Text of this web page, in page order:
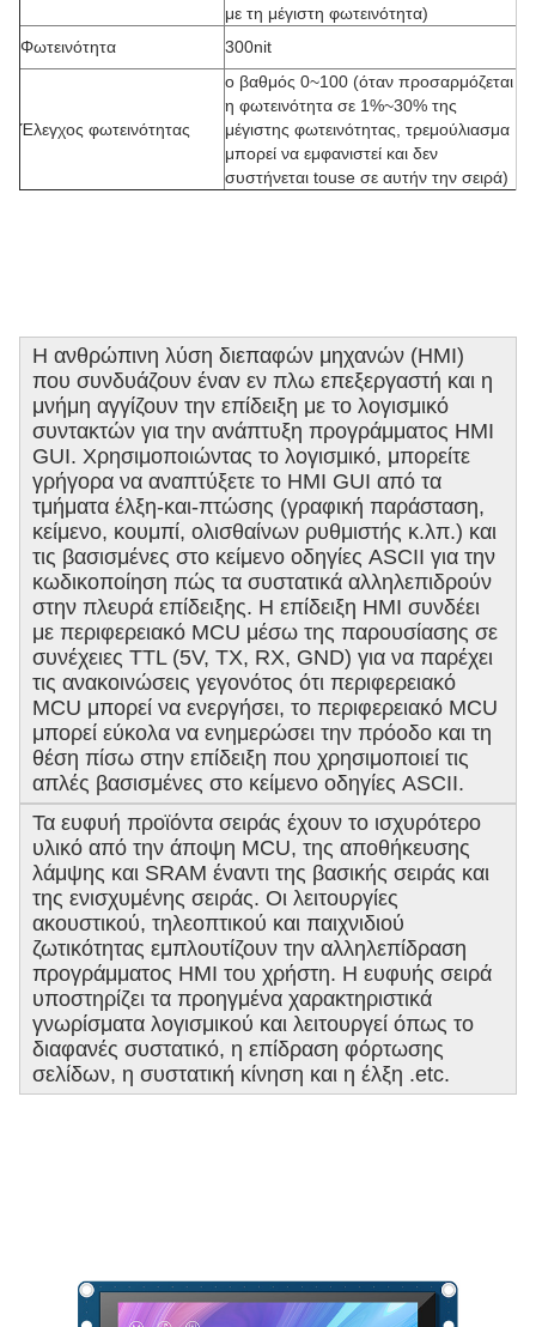
με τη μέγιστη φωτεινότητα)
Φωτεινότητα
300nit
Έλεγχος φωτεινότητας
ο βαθμός 0~100 (όταν προσαρμόζεται
η φωτεινότητα σε 1%~30% της
μέγιστης φωτεινότητας, τρεμούλιασμα
μπορεί να εμφανιστεί και δεν
συστήνεται touse σε αυτήν την σειρά)
Η ανθρώπινη λύση διεπαφών μηχανών (HMI)
που συνδυάζουν έναν εν πλω επεξεργαστή και η
μνήμη αγγίζουν την επίδειξη με το λογισμικό
συντακτών για την ανάπτυξη προγράμματος HMI
GUI. Χρησιμοποιώντας το λογισμικό, μπορείτε
γρήγορα να αναπτύξετε το HMI GUI από τα
τμήματα έλξη-και-πτώσης (γραφική παράσταση,
κείμενο, κουμπί, ολισθαίνων ρυθμιστής κ.λπ.) και
τις βασισμένες στο κείμενο οδηγίες ASCII για την
κωδικοποίηση πώς τα συστατικά αλληλεπιδρούν
στην πλευρά επίδειξης. Η επίδειξη HMI συνδέει
με περιφερειακό MCU μέσω της παρουσίασης σε
συνέχειες TTL (5V, TX, RX, GND) για να παρέχει
τις ανακοινώσεις γεγονότος ότι περιφερειακό
MCU μπορεί να ενεργήσει, το περιφερειακό MCU
μπορεί εύκολα να ενημερώσει την πρόοδο και τη
θέση πίσω στην επίδειξη που χρησιμοποιεί τις
απλές βασισμένες στο κείμενο οδηγίες ASCII.
Τα ευφυή προϊόντα σειράς έχουν το ισχυρότερο
υλικό από την άποψη MCU, της αποθήκευσης
λάμψης και SRAM έναντι της βασικής σειράς και
της ενισχυμένης σειράς. Οι λειτουργίες
ακουστικού, τηλεοπτικού και παιχνιδιού
ζωτικότητας εμπλουτίζουν την αλληλεπίδραση
προγράμματος HMI του χρήστη. Η ευφυής σειρά
υποστηρίζει τα προηγμένα χαρακτηριστικά
γνωρίσματα λογισμικού και λειτουργεί όπως το
διαφανές συστατικό, η επίδραση φόρτωσης
σελίδων, η συστατική κίνηση και η έλξη .etc.